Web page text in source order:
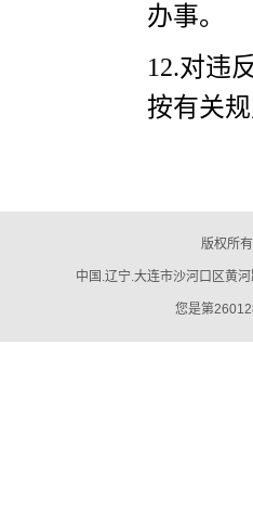
办事。
12.对违
按有关
版权所
中国.辽宁.大连市沙河口区黄
您是第